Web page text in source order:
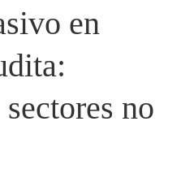
en
no